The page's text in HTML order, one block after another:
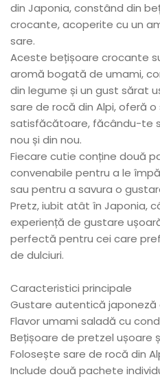
din Japonia, constând din
crocante, acoperite cu un
sare.
Aceste bețișoare crocante
aromă bogată de umami,
din legume și un gust sărat
sare de rocă din Alpi, oferă
satisfăcătoare, făcându-te
nou și din nou.
Fiecare cutie conține două
convenabile pentru a le
sau pentru a savura o
Pretz, iubit atât în Japonia,
experiență de gustare
perfectă pentru cei care
de dulciuri.
Caracteristici principale
Gustare autentică japoneză
Flavor umami saladă cu
Bețișoare de pretzel ușoare
Folosește sare de rocă din
Include două pachete